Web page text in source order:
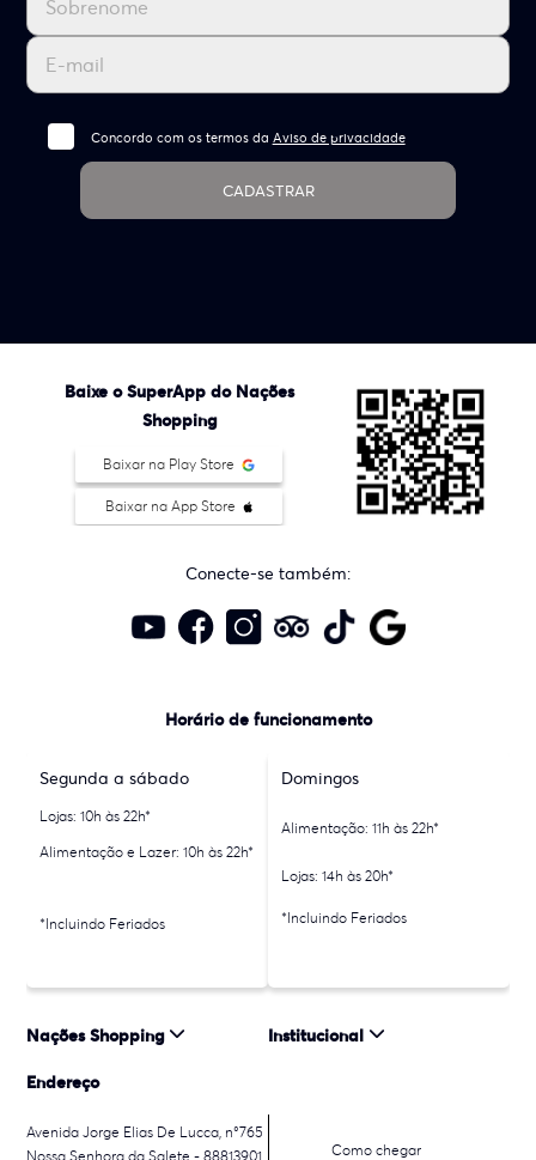
Concordo com os termos da Aviso de privacidade
CADASTRAR
Baixe o SuperApp do Nações
Shopping
Baixar na Play Store
Baixar na App Store
Conecte-se também:
Horário de funcionamento
Segunda a sábado
Lojas: 10h às 22h*
Alimentação e Lazer: 10h às 22h*
*Incluindo Feriados
Domingos
Alimentação: 11h às 22h*
Lojas: 14h às 20h*
*Incluindo Feriados
Nações Shopping Institucional
Endereço
Avenida Jorge Elias De Lucca, n°765
Nossa Senhora da Salete - 88813901
Como chegar